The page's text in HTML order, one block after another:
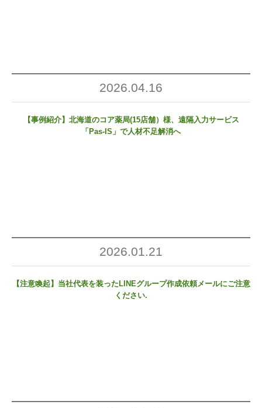
2026.04.16
【事例紹介】北海道のコア薬局(15店舗）様、遠隔入力サービス
「Pas-IS」で人材不足解消へ
2026.01.21
【注意喚起】当社代表を装ったLINEグループ作成依頼メールにご注意
ください.